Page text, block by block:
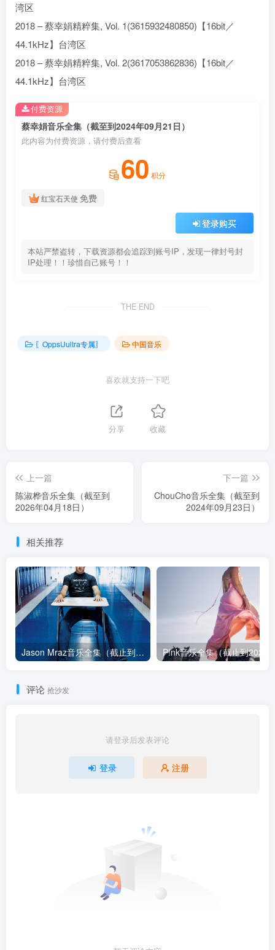
湾区
2018 – 蔡幸娟精粹集, Vol. 1(3615932480850)【16bit／
44.1kHz】台湾区
2018 – 蔡幸娟精粹集, Vol. 2(3617053862836)【16bit／
44.1kHz】台湾区
蔡幸娟音乐全集（截至到2024年09月21日）
此内容为付费资源，请付费后查看
60 积分
红宝石天使 免费
登录购买
本站严禁盗转，下载资源都会追踪到账号IP，发现一律封号封
IP处理！！珍惜自己账号！！
付费资源
THE END
〖OppsUultra专属〗 中国音乐
喜欢就支持一下吧
分享 收藏
上一篇
陈淑桦音乐全集（截至到
2026年04月18日）
下一篇
ChouCho音乐全集（截至到
2024年09月23日）
相关推荐
Jason Mraz音乐全集（截止到2026年08月04日）
评论 抢沙发
请登录后发表评论
登录 注册